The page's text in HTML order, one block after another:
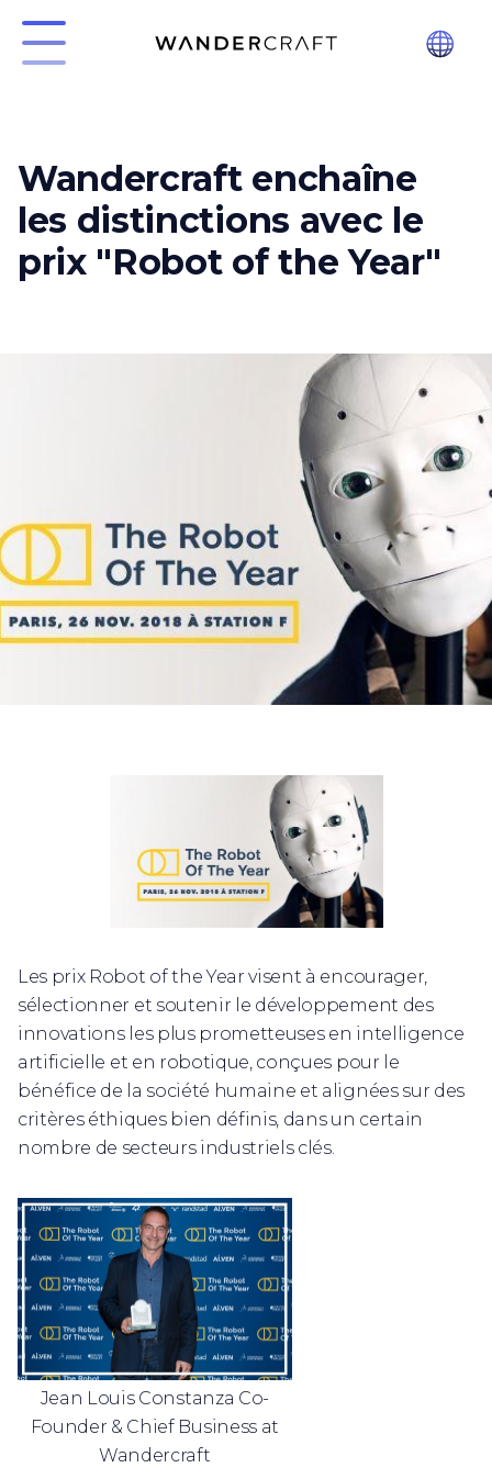
Wandercraft enchaîne
les distinctions avec le
prix "Robot of the Year"
Les prix Robot of the Year visent à encourager,
sélectionner et soutenir le développement des
innovations les plus prometteuses en intelligence
artificielle et en robotique, conçues pour le
bénéfice de la société humaine et alignées sur des
critères éthiques bien définis, dans un certain
nombre de secteurs industriels clés.​
Jean Louis Constanza Co-
Founder & Chief Business at
Wandercraft